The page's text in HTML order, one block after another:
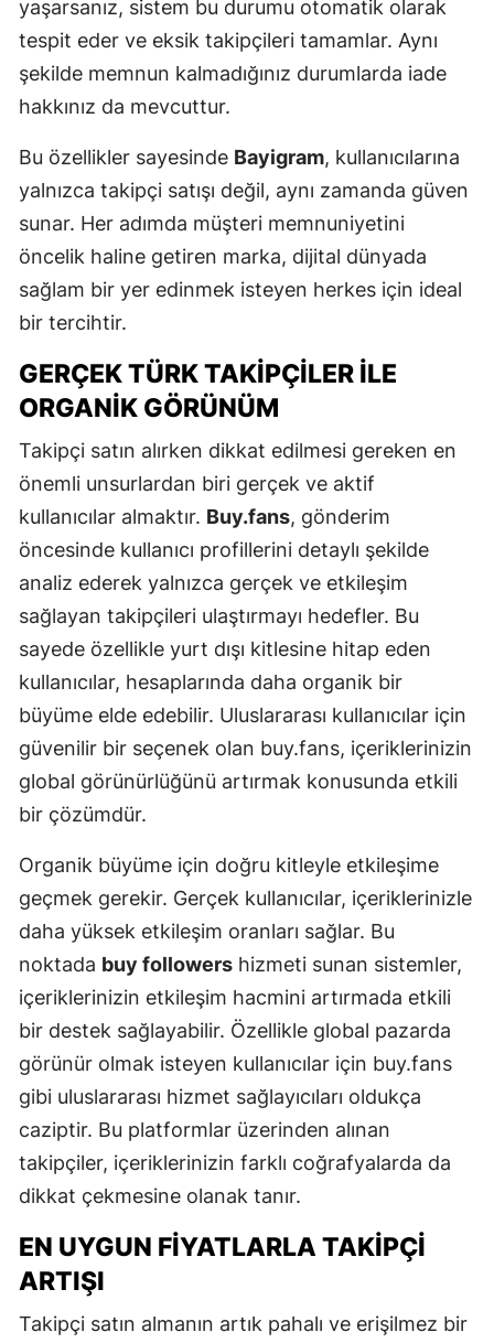
yaşarsanız, sistem bu durumu otomatik olarak
tespit eder ve eksik takipçileri tamamlar. Aynı
şekilde memnun kalmadığınız durumlarda iade
hakkınız da mevcuttur.
Bu özellikler sayesinde Bayigram, kullanıcılarına
yalnızca takipçi satışı değil, aynı zamanda güven
sunar. Her adımda müşteri memnuniyetini
öncelik haline getiren marka, dijital dünyada
sağlam bir yer edinmek isteyen herkes için ideal
bir tercihtir.
GERÇEK TÜRK TAKIPÇILER ILE
ORGANIK GÖRÜNÜM
Takipçi satın alırken dikkat edilmesi gereken en
önemli unsurlardan biri gerçek ve aktif
kullanıcılar almaktır. Buy.fans, gönderim
öncesinde kullanıcı profillerini detaylı şekilde
analiz ederek yalnızca gerçek ve etkileşim
sağlayan takipçileri ulaştırmayı hedefler. Bu
sayede özellikle yurt dışı kitlesine hitap eden
kullanıcılar, hesaplarında daha organik bir
büyüme elde edebilir. Uluslararası kullanıcılar için
güvenilir bir seçenek olan buy.fans, içeriklerinizin
global görünürlüğünü artırmak konusunda etkili
bir çözümdür.
Organik büyüme için doğru kitleyle etkileşime
geçmek gerekir. Gerçek kullanıcılar, içeriklerinizle
daha yüksek etkileşim oranları sağlar. Bu
noktada buy followers hizmeti sunan sistemler,
içeriklerinizin etkileşim hacmini artırmada etkili
bir destek sağlayabilir. Özellikle global pazarda
görünür olmak isteyen kullanıcılar için buy.fans
gibi uluslararası hizmet sağlayıcıları oldukça
caziptir. Bu platformlar üzerinden alınan
takipçiler, içeriklerinizin farklı coğrafyalarda da
dikkat çekmesine olanak tanır.
EN UYGUN FIYATLARLA TAKIPÇI
ARTIŞI
Takipçi satın almanın artık pahalı ve erişilmez bir